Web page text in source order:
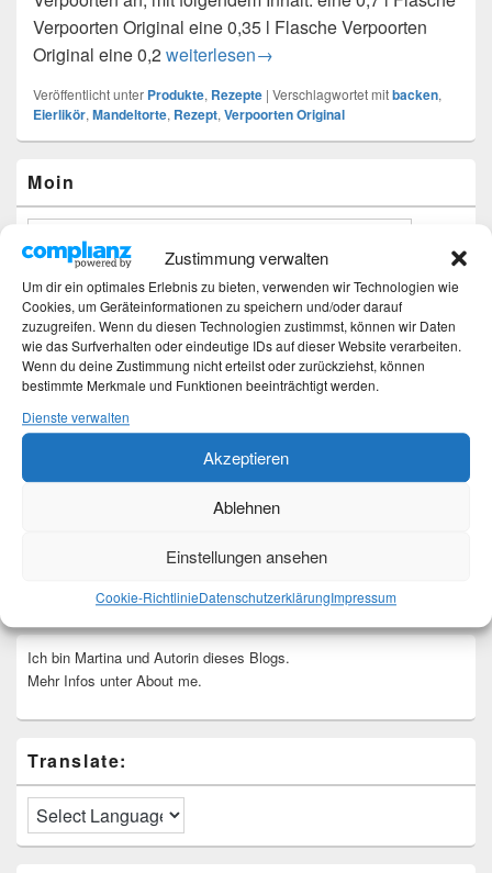
Zustimmung verwalten
Um dir ein optimales Erlebnis zu bieten, verwenden wir Technologien wie
Cookies, um Geräteinformationen zu speichern und/oder darauf
zuzugreifen. Wenn du diesen Technologien zustimmst, können wir Daten
wie das Surfverhalten oder eindeutige IDs auf dieser Website verarbeiten.
Wenn du deine Zustimmung nicht erteilst oder zurückziehst, können
bestimmte Merkmale und Funktionen beeinträchtigt werden.
Dienste verwalten
Akzeptieren
Ablehnen
Einstellungen ansehen
Cookie-RichtlinieDatenschutzerklärungImpressum
Verpoorten Original eine 0,35 l Flasche Verpoorten
Original eine 0,2Mandeltorte mit VERPOORTEN
weiterlesen→
Veröffentlicht unter Produkte, Rezepte | Verschlagwortet mitbacken,
Eierlikör, Mandeltorte, Rezept, Verpoorten Original
Seitenleisten-
Widgetbereich
Moin
Ich bin Martina und Autorin dieses Blogs.
Mehr Infos unter About me.
Translate: